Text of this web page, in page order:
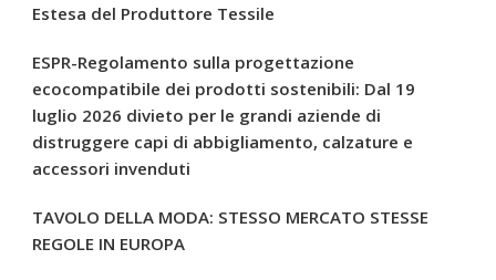
Estesa del Produttore Tessile
ESPR-Regolamento sulla progettazione
ecocompatibile dei prodotti sostenibili: Dal 19
luglio 2026 divieto per le grandi aziende di
distruggere capi di abbigliamento, calzature e
accessori invenduti
TAVOLO DELLA MODA: STESSO MERCATO STESSE
REGOLE IN EUROPA